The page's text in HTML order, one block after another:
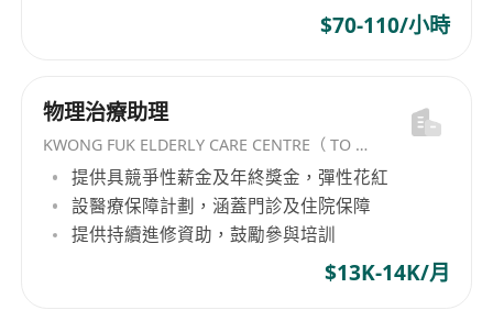
$70-110/小時
物理治療助理
KWONG FUK ELDERLY CARE CENTRE（ TO KWA WAN) LIMITED
提供具競爭性薪金及年終獎金，彈性花紅
設醫療保障計劃，涵蓋門診及住院保障
提供持續進修資助，鼓勵參與培訓
$13K-14K/月